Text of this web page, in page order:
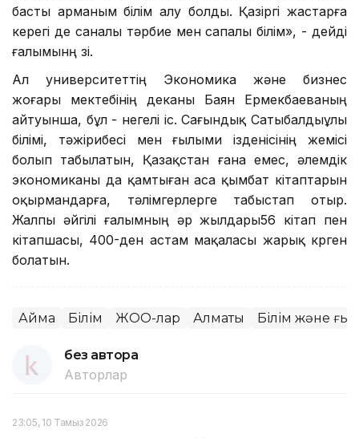
басты арманым білім алу болды. Қазіргі жастарға
керегі де саналы тәрбие мен сапалы білім», - дейді
ғалымынң өзі.
Ал университеттің Экономика және бизнес
жоғары мектебінің деканы Баян Ермекбаеваның
айтуынша, бұл - өнегелі іс. Сағындық Сатыбалдыұлы
білімі, тәжірибесі мен ғылыми ізденісінің жемісі
болып табылатын, Қазақстан ғана емес, әлемдік
экономиканы да қамтыған аса қымбат кітаптарын
оқырмандарға, тәлімгерлерге табыстап отыр.
Жалпы әйгілі ғалымның әр жылдары56 кітап пен
кітапшасы, 400-ден астам мақаласы жарық көрген
болатын.
Аймақ Білім ЖОО-лар Алматы Білім және
без автора
Авторлар
23:05, 10 Тамыз 2026